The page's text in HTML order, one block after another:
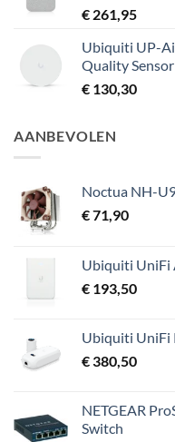
€ 261,95
Ubiquiti UP-
Quality Sensor
€ 130,30
AANBEVOLEN
Noctua NH-
€71,90
Ubiquiti UniFi
€ 193,50
Ubiquiti UniFi
€ 380,50
NETGEAR
Switch